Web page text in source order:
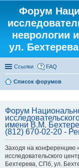
Форум
неврологии
ул.
Ссылки FAQ
Список форумов
Форум
имени В.М.
(812) 670-02-20 -
Заходя на конференцию
исследовательского
Бехтерева, СПб, ул.